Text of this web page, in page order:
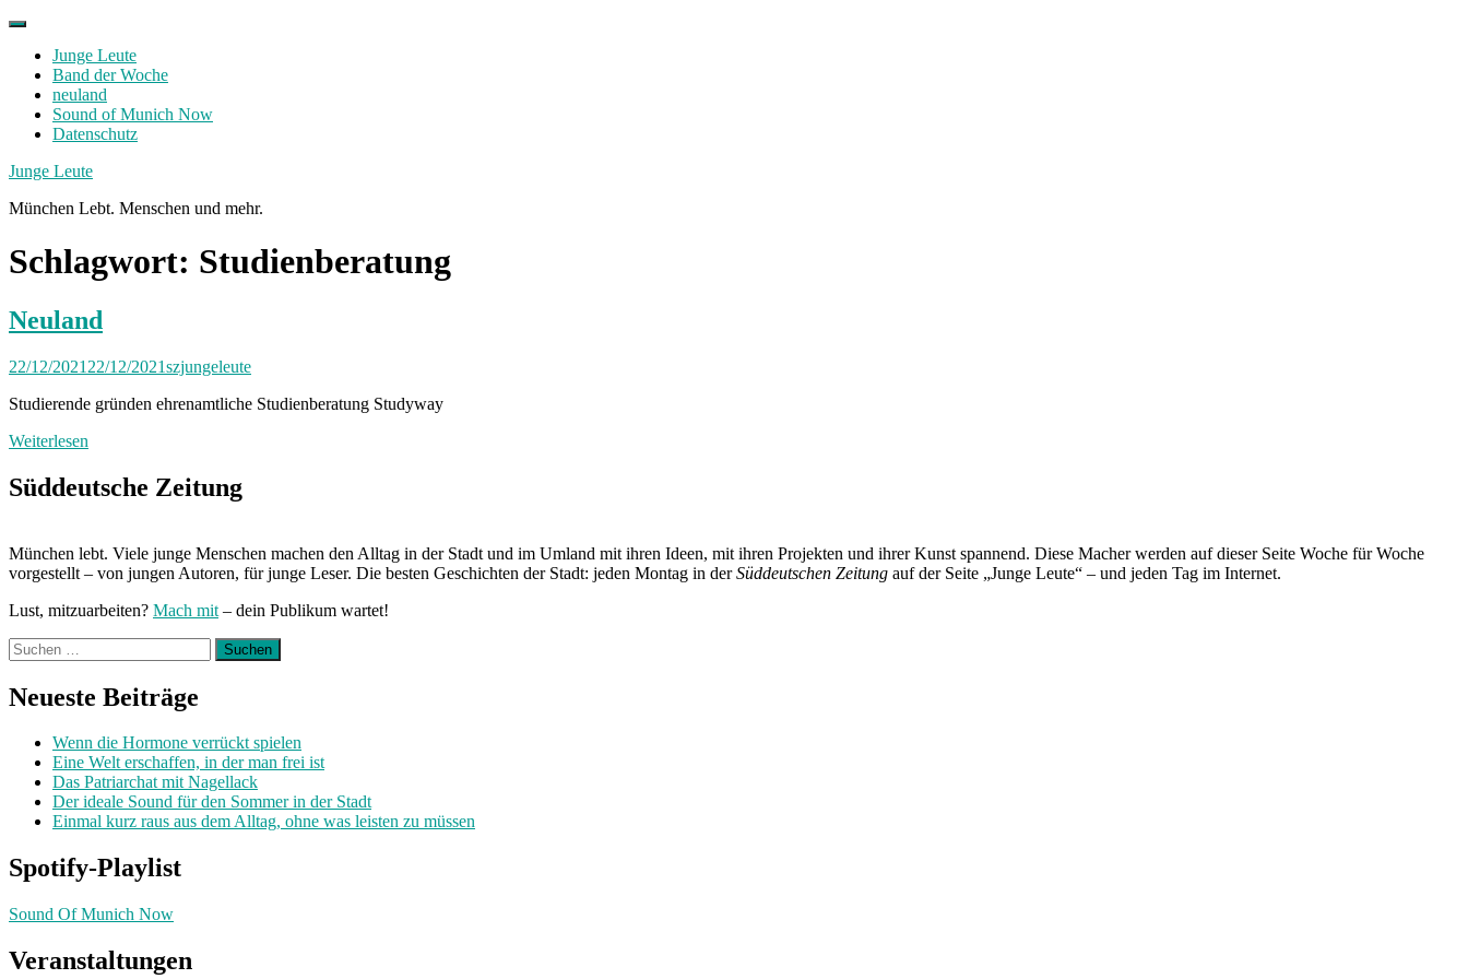
Skip
contentJunge Leute
Band der Woche
neuland
Sound of Munich Now
Datenschutz
Facebook
Twitter
Instagram
Junge Leute
München Lebt. Menschen und mehr.
Schlagwort: Studienberatung
Neuland
22/12/2021 22/12/2021szjungeleute
Studierende gründen ehrenamtliche Studienberatung Studyway
Weiterlesen
Süddeutsche Zeitung
München lebt. Viele junge Menschen machen den Alltag in der Stadt und im Umland mit ihren Ideen, mit ihren Projekten und ihrer Kunst spannend. Diese Macher werden auf dieser Seite Woche für Woche
vorgestellt – von jungen Autoren, für junge Leser. Die besten Geschichten der Stadt: jeden Montag in derSüddeutschen Zeitung auf der Seite „Junge Leute“ – und jeden Tag im Internet.
Lust, mitzuarbeiten? Mach mit – dein Publikum wartet!
Suchen
nach:
Neueste Beiträge
Wenn die Hormone verrückt spielen
Eine Welt erschaffen, in der man frei ist
Das Patriarchat mit Nagellack
Der ideale Sound für den Sommer in der Stadt
Einmal kurz raus aus dem Alltag, ohne was leisten zu müssen
Spotify-Playlist
Sound Of Munich Now
Veranstaltungen